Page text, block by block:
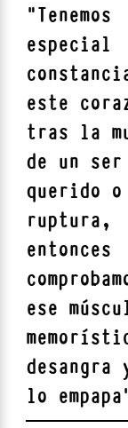
"Tenemos
especial
este
tras la
de un ser
querido o
ruptura,
entonces
ese
desangra
lo empapa